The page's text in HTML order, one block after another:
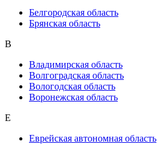
Белгородская область
Брянская область
В
Владимирская область
Волгоградская область
Вологодская область
Воронежская область
Е
Еврейская автономная область